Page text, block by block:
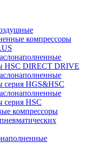
компрессоры
HSC DIRECT DRIVE
серия HGS&HSC
серия HSC
компрессоры